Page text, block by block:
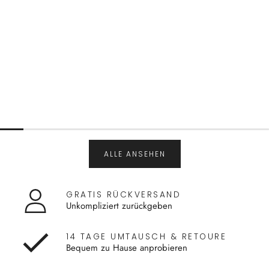
ALLE ANSEHEN
GRATIS RÜCKVERSAND
Unkompliziert zurückgeben
14 TAGE UMTAUSCH & RETOURE
Bequem zu Hause anprobieren